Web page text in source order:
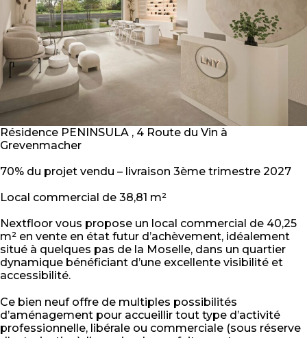
Résidence PENINSULA , 4 Route du Vin à
Grevenmacher
70% du projet vendu – livraison 3ème trimestre 2027
Local commercial de 38,81 m²
Nextfloor vous propose un local commercial de 40,25
m² en vente en état futur d’achèvement, idéalement
situé à quelques pas de la Moselle, dans un quartier
dynamique bénéficiant d’une excellente visibilité et
accessibilité.
Ce bien neuf offre de multiples possibilités
d’aménagement pour accueillir tout type d’activité
professionnelle, libérale ou commerciale (sous réserve